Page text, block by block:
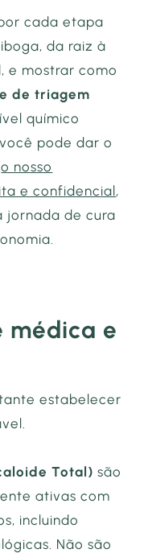
cada etapa
da raiz à
e mostrar como
de triagem
químico
pode dar o
o nosso
e confidencial,
jornada de cura
médica e
estabelecer
Total) são
ativas com
incluindo
Não são